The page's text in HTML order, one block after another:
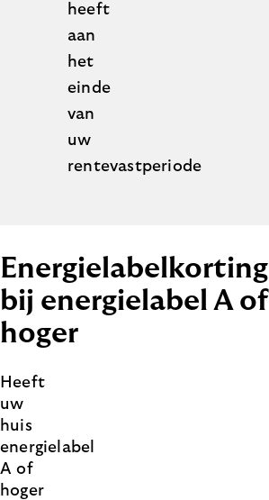
heeft
aan
het
einde
van
uw
rentevastperiode
Energielabelkorting
bij energielabel A of
hoger
Heeft
uw
huis
energielabel
A of
hoger